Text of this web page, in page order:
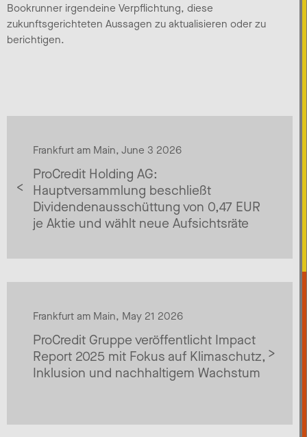
Bookrunner irgendeine Verpflichtung, diese
zukunftsgerichteten Aussagen zu aktualisieren oder zu
berichtigen.
Frankfurt am Main, June 3 2026
ProCredit Holding AG:
Hauptversammlung beschließt
Dividendenausschüttung von 0,47 EUR
je Aktie und wählt neue Aufsichtsräte
Frankfurt am Main, May 21 2026
ProCredit Gruppe veröffentlicht Impact
Report 2025 mit Fokus auf Klimaschutz,
Inklusion und nachhaltigem Wachstum